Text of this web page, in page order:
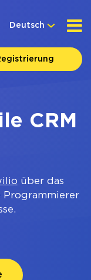
Deutsch
CRM
über das
Programmierer